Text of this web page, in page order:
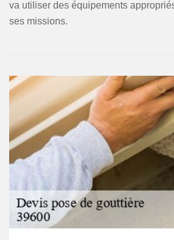
va utiliser des équipements
ses missions.